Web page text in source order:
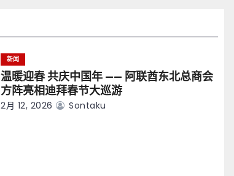
新闻
温暖迎春 共庆中国年 —— 阿联酋东北总商会
方阵亮相迪拜春节大巡游
2月 12, 2026 Sontaku